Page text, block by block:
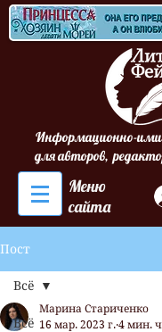
Информационно-
для авторов,
Меню
сайта
Пост
Всё
Всё
Марина Стариченко
16 мар. 2023 г. 4 мин.